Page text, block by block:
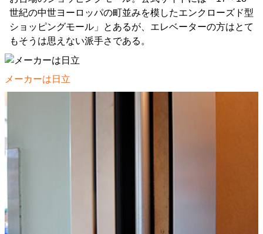
世紀の中世ヨーロッパの町並みを模したエンクローズド型
ショッピングモール」とあるが、エレベーターの方はとて
もそうは思えない派手さである。
メーカーは日立